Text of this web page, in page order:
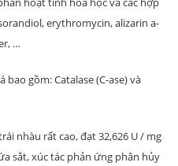
erythromycin, alizarin a-
…
gồm: Catalase (C-ase) và
nhàu rất cao, đạt 32,626 U / mg
sắt, xúc tác phản ứng phân hủy